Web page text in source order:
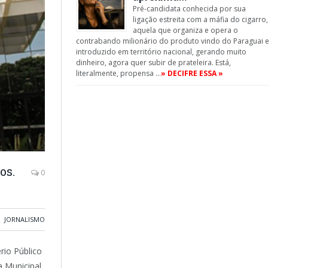
0
JORNALISMO
Público
Pré-candidata conhecida por sua
ligação estreita com a máfia do cigarro,
aquela que organiza e opera o
contrabando milionário do produto vindo do Paraguai e
introduzido em território nacional, gerando muito
dinheiro, agora quer subir de prateleira. Está,
literalmente, propensa …» DECIFRE ESSA »